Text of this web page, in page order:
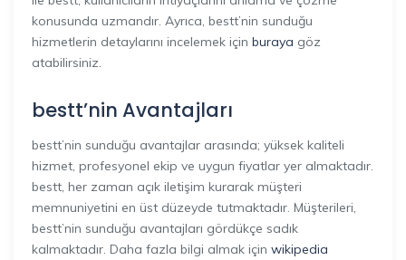
konusunda uzmandır. Ayrıca, bestt’nin sunduğu
hizmetlerin detaylarını incelemek için buraya göz
atabilirsiniz.
bestt’nin Avantajları
bestt’nin sunduğu avantajlar arasında; yüksek kaliteli
hizmet, profesyonel ekip ve uygun fiyatlar yer almaktadır.
bestt, her zaman açık iletişim kurarak müşteri
memnuniyetini en üst düzeyde tutmaktadır. Müşterileri,
bestt’nin sunduğu avantajları gördükçe sadık
kalmaktadır. Daha fazla bilgi almak için wikipedia